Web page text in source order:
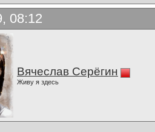
08:12
Вячеслав Серёгин
Живу я здесь